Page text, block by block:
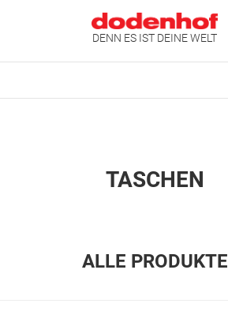
DENN ES IST DEINE WELT
TASCHEN
ALLE PRODUKTE